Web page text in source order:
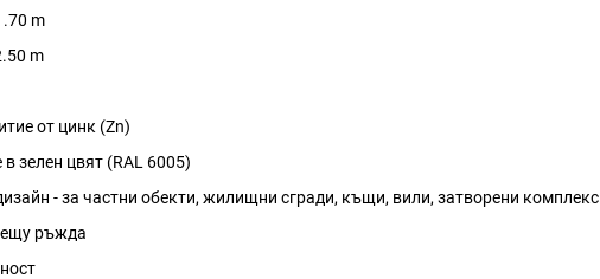
m
m
от цинк (Zn)
зелен цвят (RAL 6005)
- за частни обекти, жилищни сгради, къщи, вили, затворени
ръжда